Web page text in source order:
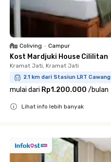
Coliving • Campur
Kost Mardjuki House Cililitan
Kramat Jati, Kramat Jati
2.1 km dari Stasiun LRT Cawang
mulai dari Rp1.200.000 /bulan
Lihat info lebih banyak